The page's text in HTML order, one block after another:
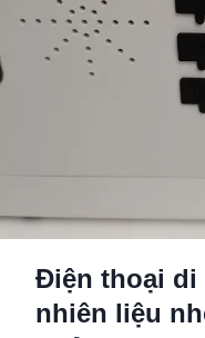
Điện thoại di
nhiên liệu